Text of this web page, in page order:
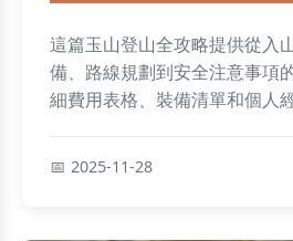
這篇玉山登山全攻略提供從入
備、路線規劃到安全注意事項
細費用表格、裝備清單和個人
2025-11-28